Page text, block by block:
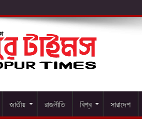
গণি উবিতে বৃত্ত
জাতীয় রাজনীতি বিশ্ব সারাদেশ